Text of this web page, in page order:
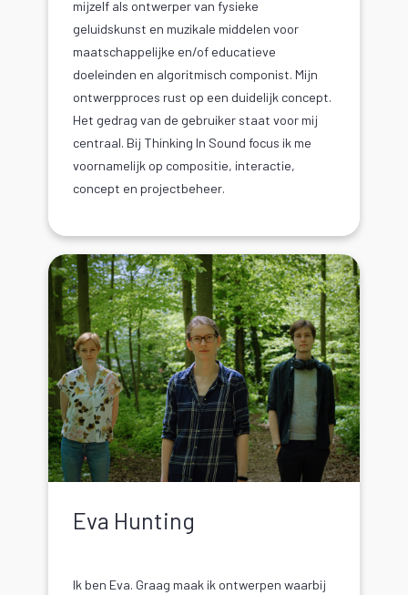
mijzelf als ontwerper van fysieke
geluidskunst en muzikale middelen voor
maatschappelijke en/of educatieve
doeleinden en algoritmisch componist. Mijn
ontwerpproces rust op een duidelijk concept.
Het gedrag van de gebruiker staat voor mij
centraal. Bij Thinking In Sound focus ik me
voornamelijk op compositie, interactie,
concept en projectbeheer.
Eva Hunting
Ik ben Eva. Graag maak ik ontwerpen waarbij